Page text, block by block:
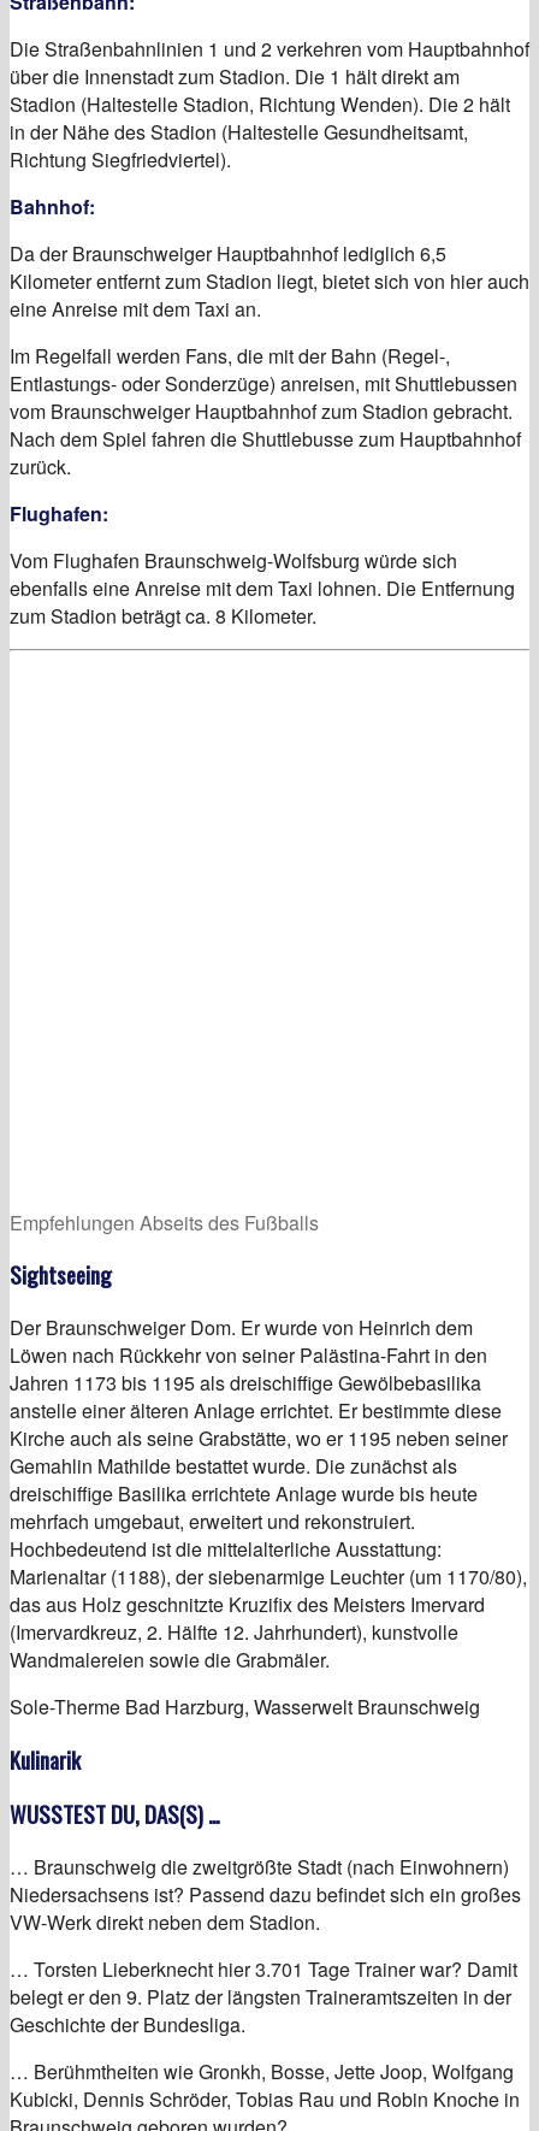
Die Straßenbahnlinien 1 und 2 verkehren vom Hauptbahnhof
über die Innenstadt zum Stadion. Die 1 hält direkt am
Stadion (Haltestelle Stadion, Richtung Wenden). Die 2 hält
in der Nähe des Stadion (Haltestelle Gesundheitsamt,
Richtung Siegfriedviertel).
Bahnhof:
Da der Braunschweiger Hauptbahnhof lediglich 6,5
Kilometer entfernt zum Stadion liegt, bietet sich von hier auch
eine Anreise mit dem Taxi an.
Im Regelfall werden Fans, die mit der Bahn (Regel-,
Entlastungs- oder Sonderzüge) anreisen, mit Shuttlebussen
vom Braunschweiger Hauptbahnhof zum Stadion gebracht.
Nach dem Spiel fahren die Shuttlebusse zum Hauptbahnhof
zurück.
Flughafen:
Vom Flughafen Braunschweig-Wolfsburg würde sich
ebenfalls eine Anreise mit dem Taxi lohnen. Die Entfernung
zum Stadion beträgt ca. 8 Kilometer.
Empfehlungen Abseits des Fußballs
Sightseeing
Der Braunschweiger Dom. Er wurde von Heinrich dem
Löwen nach Rückkehr von seiner Palästina-Fahrt in den
Jahren 1173 bis 1195 als dreischiffige Gewölbebasilika
anstelle einer älteren Anlage errichtet. Er bestimmte diese
Kirche auch als seine Grabstätte, wo er 1195 neben seiner
Gemahlin Mathilde bestattet wurde. Die zunächst als
dreischiffige Basilika errichtete Anlage wurde bis heute
mehrfach umgebaut, erweitert und rekonstruiert.
Hochbedeutend ist die mittelalterliche Ausstattung:
Marienaltar (1188), der siebenarmige Leuchter (um 1170/80),
das aus Holz geschnitzte Kruzifix des Meisters Imervard
(Imervardkreuz, 2. Hälfte 12. Jahrhundert), kunstvolle
Wandmalereien sowie die Grabmäler.
Sole-Therme Bad Harzburg, Wasserwelt Braunschweig
Kulinarik
WUSSTEST DU, DAS(S) …
… Braunschweig die zweitgrößte Stadt (nach Einwohnern)
Niedersachsens ist? Passend dazu befindet sich ein großes
VW-Werk direkt neben dem Stadion.
… Torsten Lieberknecht hier 3.701 Tage Trainer war? Damit
belegt er den 9. Platz der längsten Traineramtszeiten in der
Geschichte der Bundesliga.
… Berühmtheiten wie Gronkh, Bosse, Jette Joop, Wolfgang
Kubicki, Dennis Schröder, Tobias Rau und Robin Knoche in